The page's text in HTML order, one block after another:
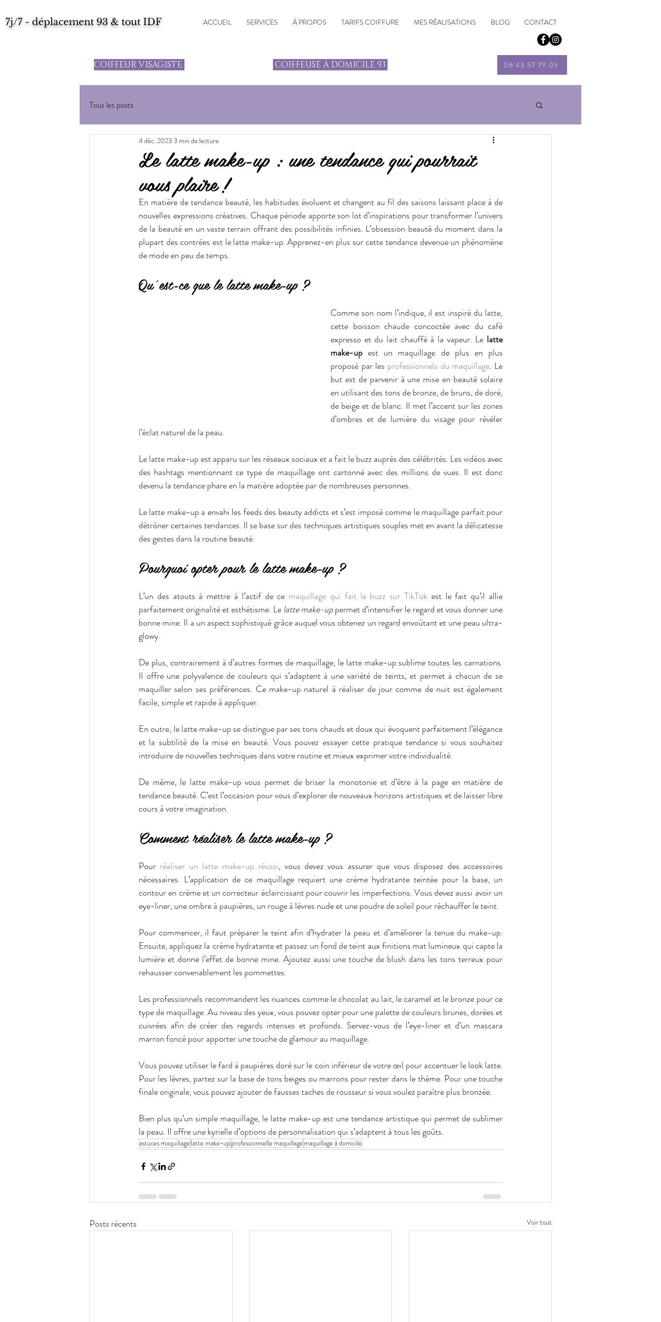
7j/7 - déplacement 93 & tout IDF ACCUEIL SERVICES À PROPOS TARIFS COIFFURE MES RÉALISATIONS BLOG CONTACT
COIFFEUR VISAGISTE COIFFEUSE À DOMICILE 93 06 43 57 79 05
Tous les posts
Le latte make-up : une tendance qui pourrait
vous plaire !
4 déc. 2023 3 min de lecture
En matière de tendance beauté, les habitudes évoluent et changent au fil des saisons laissant place à de
nouvelles expressions créatives. Chaque période apporte son lot d’inspirations pour transformer l’univers
de la beauté en un vaste terrain offrant des possibilités infinies. L’obsession beauté du moment dans la
plupart des contrées est le latte make-up. Apprenez-en plus sur cette tendance devenue un phénomène
de mode en peu de temps.
Qu’est-ce que le latte make-up ?
Comme son nom l’indique, il est inspiré du latte,
cette boisson chaude concoctée avec du café
expresso et du lait chauffé à la vapeur. Le latte
make-up est un maquillage de plus en plus
proposé par les professionnels du maquillage. Le
but est de parvenir à une mise en beauté solaire
en utilisant des tons de bronze, de bruns, de doré,
de beige et de blanc. Il met l’accent sur les zones
d’ombres et de lumière du visage pour révéler
l’éclat naturel de la peau.
Le latte make-up est apparu sur les réseaux sociaux et a fait le buzz auprès des célébrités. Les vidéos avec
des hashtags mentionnant ce type de maquillage ont cartonné avec des millions de vues. Il est donc
devenu la tendance phare en la matière adoptée par de nombreuses personnes.
Le latte make-up a envahi les feeds des beauty addicts et s’est imposé comme le maquillage parfait pour
détrôner certaines tendances. Il se base sur des techniques artistiques souples met en avant la délicatesse
des gestes dans la routine beauté.
Pourquoi opter pour le latte make-up ?
L’un des atouts à mettre à l’actif de ce maquillage qui fait le buzz sur TikTok est le fait qu’il allie
parfaitement originalité et esthétisme. Le latte make-up permet d’intensifier le regard et vous donner une
bonne mine. Il a un aspect sophistiqué grâce auquel vous obtenez un regard envoûtant et une peau ultra-
glowy.
De plus, contrairement à d’autres formes de maquillage, le latte make-up sublime toutes les carnations.
Il offre une polyvalence de couleurs qui s’adaptent à une variété de teints, et permet à chacun de se
maquiller selon ses préférences. Ce make-up naturel à réaliser de jour comme de nuit est également
facile, simple et rapide à appliquer.
En outre, le latte make-up se distingue par ses tons chauds et doux qui évoquent parfaitement l’élégance
et la subtilité de la mise en beauté. Vous pouvez essayer cette pratique tendance si vous souhaitez
introduire de nouvelles techniques dans votre routine et mieux exprimer votre individualité.
De même, le latte make-up vous permet de briser la monotonie et d’être à la page en matière de
tendance beauté. C’est l’occasion pour vous d’explorer de nouveaux horizons artistiques et de laisser libre
cours à votre imagination.
Comment réaliser le latte make-up ?
Pour réaliser un latte make-up réussi, vous devez vous assurer que vous disposez des accessoires
nécessaires. L’application de ce maquillage requiert une crème hydratante teintée pour la base, un
contour en crème et un correcteur éclaircissant pour couvrir les imperfections. Vous devez aussi avoir un
eye-liner, une ombre à paupières, un rouge à lèvres nude et une poudre de soleil pour réchauffer le teint.
Pour commencer, il faut préparer le teint afin d’hydrater la peau et d’améliorer la tenue du make-up.
Ensuite, appliquez la crème hydratante et passez un fond de teint aux finitions mat lumineux qui capte la
lumière et donne l’effet de bonne mine. Ajoutez aussi une touche de blush dans les tons terreux pour
rehausser convenablement les pommettes.
Les professionnels recommandent les nuances comme le chocolat au lait, le caramel et le bronze pour ce
type de maquillage. Au niveau des yeux, vous pouvez opter pour une palette de couleurs brunes, dorées et
cuivrées afin de créer des regards intenses et profonds. Servez-vous de l’eye-liner et d’un mascara
marron foncé pour apporter une touche de glamour au maquillage.
Vous pouvez utiliser le fard à paupières doré sur le coin inférieur de votre œil pour accentuer le look latte.
Pour les lèvres, partez sur la base de tons beiges ou marrons pour rester dans le thème. Pour une touche
finale originale, vous pouvez ajouter de fausses taches de rousseur si vous voulez paraître plus bronzée.
Bien plus qu’un simple maquillage, le latte make-up est une tendance artistique qui permet de sublimer
la peau. Il offre une kyrielle d’options de personnalisation qui s’adaptent à tous les goûts.
astuces maquillage latte make-up professionnelle maquillage maquillage à domicile
Posts récents Voir tout